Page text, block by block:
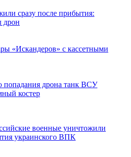
сразу после прибытия:
дрон
«Искандеров» с кассетными
попадания дрона танк ВСУ
костер
военные уничтожили
украинского ВПК